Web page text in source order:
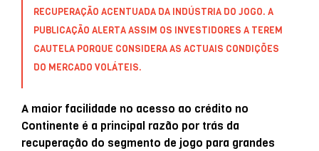
RECUPERAÇÃO ACENTUADA DA INDÚSTRIA DO JOGO. A
PUBLICAÇÃO ALERTA ASSIM OS INVESTIDORES A TEREM
CAUTELA PORQUE CONSIDERA AS ACTUAIS CONDIÇÕES
DO MERCADO VOLÁTEIS.
A maior facilidade no acesso ao crédito no
Continente é a principal razão por trás da
recuperação do segmento de jogo para grandes